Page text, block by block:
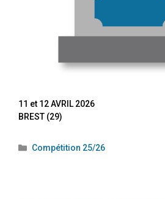
11 et 12 AVRIL 2026
BREST (29)
Compétition 25/26